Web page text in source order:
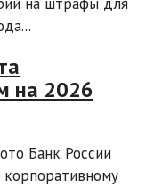
на 2026
Банк России
корпоративному